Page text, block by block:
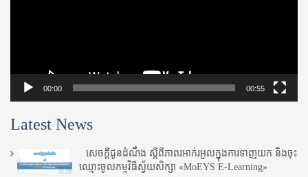
00:00 00:55
Latest News
សេចក្តីជូនដំណឹង ស្តី​ពីភាព​រអាក់រអួល​ក្នុងការ​ទាញ​យក និង​ចុះ​
ឈ្មោះ​ចូល​កម្មវិធី​ស្វ័យសិក្សា «MoEYS E-Learning»